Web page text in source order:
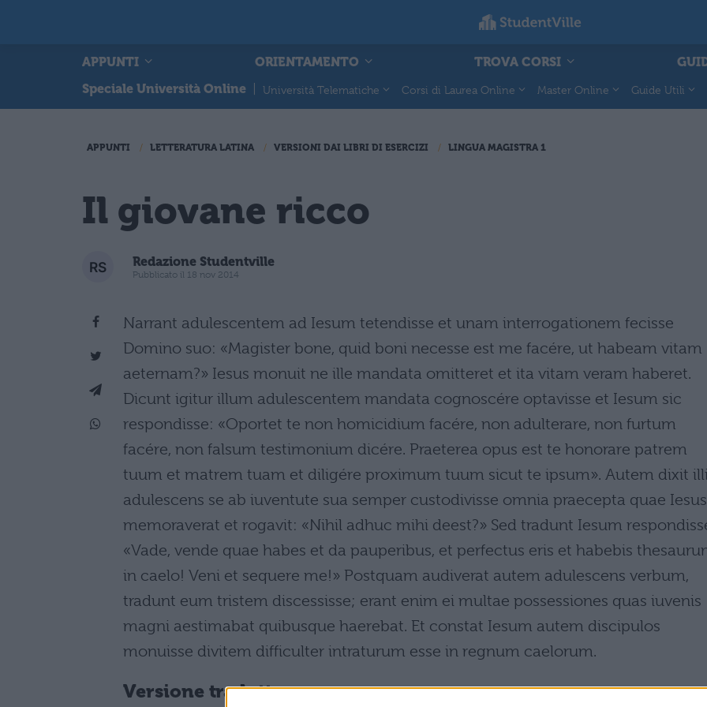
APPUNTI ORIENTAMENTO TROVA CORSI
Speciale Università Online
Università Telematiche Corsi di Laurea Online Master Online Guide Utili
APPUNTI LETTERATURA LATINA VERSIONI DAI LIBRI DI ESERCIZI LINGUA MAGISTRA 1
Il giovane ricco
Redazione Studentville
Pubblicato il 18 nov 2014
Narrant adulescentem ad Iesum tetendisse et unam interrogationem fecisse
Domino suo: «Magister bone, quid boni necesse est me facére, ut habeam vitam
aeternam?» Iesus monuit ne ille mandata omitteret et ita vitam veram haberet.
Dicunt igitur illum adulescentem mandata cognoscére optavisse et Iesum sic
respondisse: «Oportet te non homicidium facére, non adulterare, non furtum
facére, non falsum testimonium dicére. Praeterea opus est te honorare patrem
tuum et matrem tuam et diligére proximum tuum sicut te ipsum». Autem dixit
adulescens se ab iuventute sua semper custodivisse omnia praecepta quae Iesus
memoraverat et rogavit: «Nihil adhuc mihi deest?» Sed tradunt Iesum
«Vade, vende quae habes et da pauperibus, et perfectus eris et habebis
in caelo! Veni et sequere me!» Postquam audiverat autem adulescens verbum,
tradunt eum tristem discessisse; erant enim ei multae possessiones quas iuvenis
magni aestimabat quibusque haerebat. Et constat Iesum autem discipulos
monuisse divitem difficulter intraturum esse in regnum caelorum.
Versione tradotta